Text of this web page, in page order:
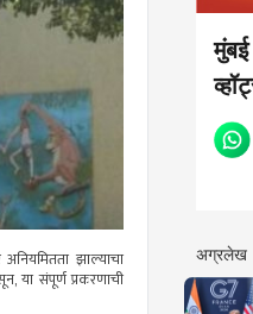
झाल्याचा
या संपूर्ण प्रकरणाची
अग्रलेख